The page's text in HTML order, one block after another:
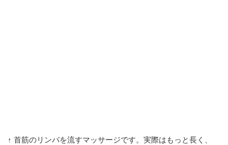
↑ 首筋のリンパを流すマッサージです。実際はもっと長く、